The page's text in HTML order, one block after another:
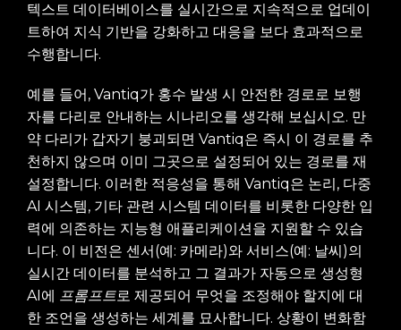
텍스트 데이터베이스를 실시간으로 지속적으로 업데이
트하여 지식 기반을 강화하고 대응을 보다 효과적으로
수행합니다.
예를 들어, Vantiq가 홍수 발생 시 안전한 경로로 보행
자를 다리로 안내하는 시나리오를 생각해 보십시오. 만
약 다리가 갑자기 붕괴되면 Vantiq은 즉시 이 경로를 추
천하지 않으며 이미 그곳으로 설정되어 있는 경로를 재
설정합니다. 이러한 적응성을 통해 Vantiq은 논리, 다중
AI 시스템, 기타 관련 시스템 데이터를 비롯한 다양한 입
력에 의존하는 지능형 애플리케이션을 지원할 수 있습
니다. 이 비전은 센서(예: 카메라)와 서비스(예: 날씨)의
실시간 데이터를 분석하고 그 결과가 자동으로 생성형
AI에 프롬프트로 제공되어 무엇을 조정해야 할지에 대
한 조언을 생성하는 세계를 묘사합니다. 상황이 변화함